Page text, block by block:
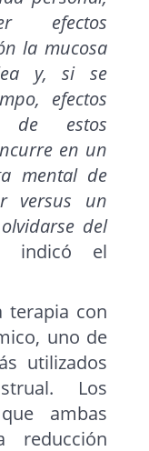
efectos
la mucosa
y, si se
efectos
de estos
en un
mental de
versus un
del
indicó el
terapia con
uno de
utilizados
Los
ambas
reducción